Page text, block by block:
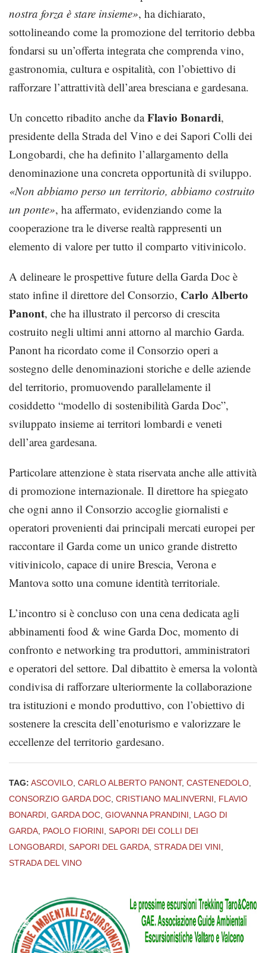
nostra forza è stare insieme», ha dichiarato,
sottolineando come la promozione del territorio debba
fondarsi su un’offerta integrata che comprenda vino,
gastronomia, cultura e ospitalità, con l’obiettivo di
rafforzare l’attrattività dell’area bresciana e gardesana.
Un concetto ribadito anche daFlavio Bonardi,
presidente della Strada del Vino e dei Sapori Colli dei
Longobardi, che ha definito l’allargamento della
denominazione una concreta opportunità di sviluppo.
«Non abbiamo perso un territorio, abbiamo costruito
un ponte», ha affermato, evidenziando come la
cooperazione tra le diverse realtà rappresenti un
elemento di valore per tutto il comparto vitivinicolo.
A delineare le prospettive future della Garda Doc è
stato infine il direttore del Consorzio, Carlo Alberto
Panont, che ha illustrato il percorso di crescita
costruito negli ultimi anni attorno al marchio Garda.
Panont ha ricordato come il Consorzio operi a
sostegno delle denominazioni storiche e delle aziende
del territorio, promuovendo parallelamente il
cosiddetto “modello di sostenibilità Garda Doc”,
sviluppato insieme ai territori lombardi e veneti
dell’area gardesana.
Particolare attenzione è stata riservata anche alle attività
di promozione internazionale. Il direttore ha spiegato
che ogni anno il Consorzio accoglie giornalisti e
operatori provenienti dai principali mercati europei per
raccontare il Garda come un unico grande distretto
vitivinicolo, capace di unire Brescia, Verona e
Mantova sotto una comune identità territoriale.
L’incontro si è concluso con una cena dedicata agli
abbinamenti food & wine Garda Doc, momento di
confronto e networking tra produttori, amministratori
e operatori del settore. Dal dibattito è emersa la volontà
condivisa di rafforzare ulteriormente la collaborazione
tra istituzioni e mondo produttivo, con l’obiettivo di
sostenere la crescita dell’enoturismo e valorizzare le
eccellenze del territorio gardesano.
TAG: ASCOVILO, CARLO ALBERTO PANONT, CASTENEDOLO,
CONSORZIO GARDA DOC, CRISTIANO MALINVERNI, FLAVIO
BONARDI, GARDA DOC, GIOVANNA PRANDINI, LAGO DI
GARDA, PAOLO FIORINI, SAPORI DEI COLLI DEI
LONGOBARDI, SAPORI DEL GARDA, STRADA DEI VINI,
STRADA DEL VINO